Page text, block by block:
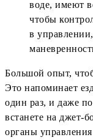
воде, имеют
чтобы
в
Большой опыт,
Это напоминает
один раз, и даже
встанете на джет-
органы